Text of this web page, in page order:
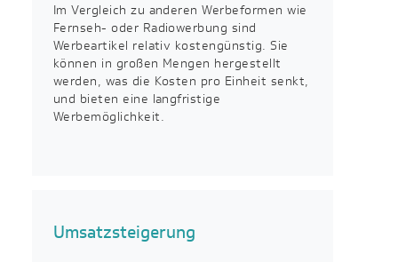
Im Vergleich zu anderen Werbeformen wie
Fernseh- oder Radiowerbung sind
Werbeartikel relativ kostengünstig. Sie
können in großen Mengen hergestellt
werden, was die Kosten pro Einheit senkt,
und bieten eine langfristige
Werbemöglichkeit.
Umsatzsteigerung